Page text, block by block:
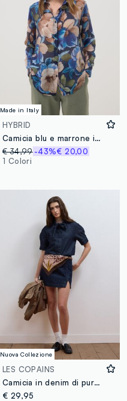
Made in Italy
HYBRID
Camicia blu e marrone in misto lyocell con stampa floreale regular fit
€ 34,99 -43%€ 20,00
1 Colori
Nuova Collezione
LES COPAINS
Camicia in denim di puro cotone a maniche corte con laccetto regular fit
€ 29,95